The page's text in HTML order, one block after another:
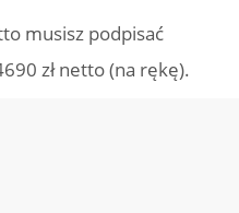
musisz podpisać
zł netto (na rękę).